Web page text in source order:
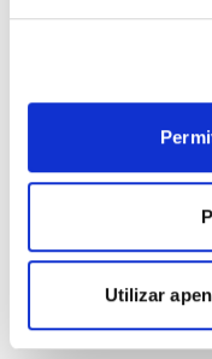
Utilizar